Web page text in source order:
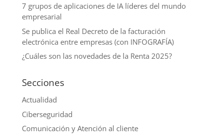
7 grupos de aplicaciones de IA líderes del mundo
empresarial
Se publica el Real Decreto de la facturación
electrónica entre empresas (con INFOGRAFÍA)
¿Cuáles son las novedades de la Renta 2025?
Secciones
Actualidad
Ciberseguridad
Comunicación y Atención al cliente